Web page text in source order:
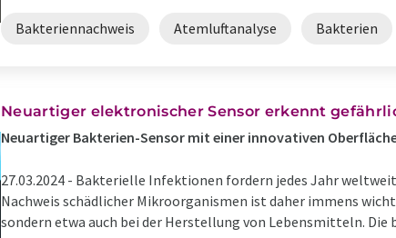
Bakteriennachweis Atemluftanalyse Bakterien
Neuartiger elektronischer Sensor erkennt
Neuartiger Bakterien-Sensor mit einer innovativen
27.03.2024 - Bakterielle Infektionen fordern jedes Jahr
Nachweis schädlicher Mikroorganismen ist daher immens
sondern etwa auch bei der Herstellung von Lebensmitteln. Die